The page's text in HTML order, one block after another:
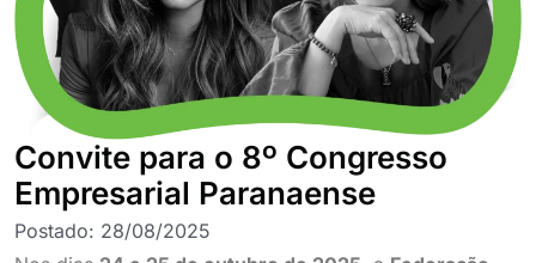
Convite para o 8º Congresso
Empresarial Paranaense
Postado: 28/08/2025